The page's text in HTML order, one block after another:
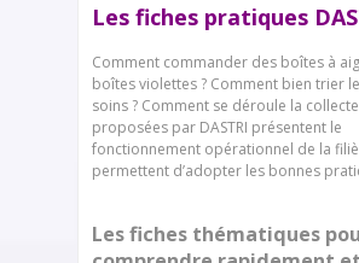
Les fiches pratiques
Comment commander des boîtes à
boîtes violettes ? Comment bien trier
soins ? Comment se déroule la
proposées par DASTRI présentent le
fonctionnement opérationnel de la
permettent d’adopter les bonnes
Les fiches thématiques